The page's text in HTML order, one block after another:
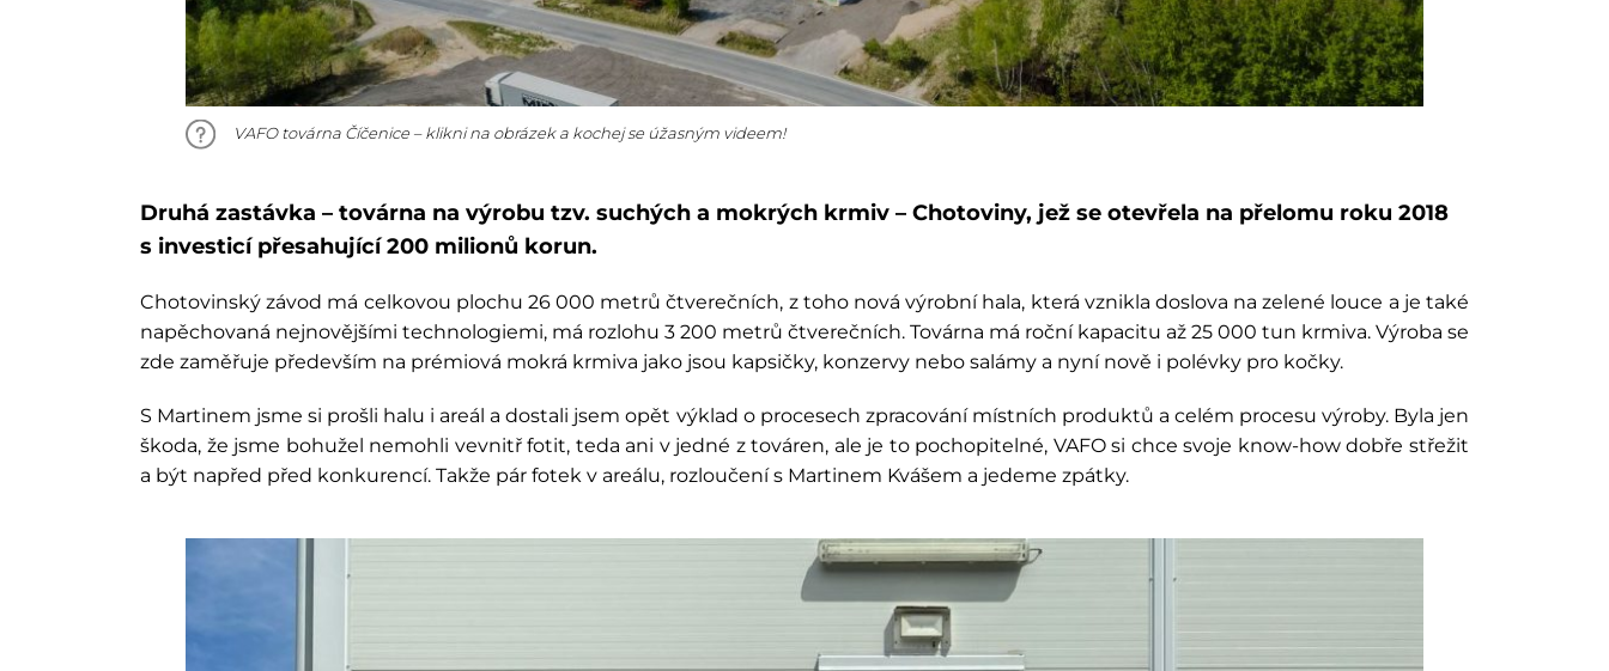
VAFO továrna Číčenice – klikni na obrázek a kochej se úžasným videem!
Druhá zastávka – továrna na výrobu tzv. suchých a mokrých krmiv – Chotoviny, jež se otevřela na přelomu roku 2018
s investicí přesahující 200 milionů korun.
Chotovinský závod má celkovou plochu 26 000 metrů čtverečních, z toho nová výrobní hala, která vznikla doslova na zelené louce a je také
napěchovaná nejnovějšími technologiemi, má rozlohu 3 200 metrů čtverečních. Továrna má roční kapacitu až 25 000 tun krmiva. Výroba se
zde zaměřuje především na prémiová mokrá krmiva jako jsou kapsičky, konzervy nebo salámy a nyní nově i polévky pro kočky.
S Martinem jsme si prošli halu i areál a dostali jsem opět výklad o procesech zpracování místních produktů a celém procesu výroby. Byla jen
škoda, že jsme bohužel nemohli vevnitř fotit, teda ani v jedné z továren, ale je to pochopitelné, VAFO si chce svoje know-how dobře střežit
a být napřed před konkurencí. Takže pár fotek v areálu, rozloučení s Martinem Kvášem a jedeme zpátky.